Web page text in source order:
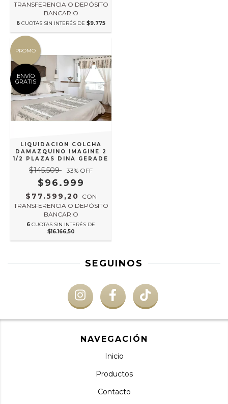
TRANSFERENCIA O DEPÓSITO
BANCARIO
6 CUOTAS SIN INTERÉS DE $9.775
PROMO
ENVÍO
GRATIS
LIQUIDACION COLCHA
DAMAZQUINO IMAGINE 2
1/2 PLAZAS DINA GERADE
$145.509 33% OFF
$96.999
$77.599,20 CON
TRANSFERENCIA O DEPÓSITO
BANCARIO
6 CUOTAS SIN INTERÉS DE
$16.166,50
SEGUINOS
NAVEGACIÓN
Inicio
Productos
Contacto